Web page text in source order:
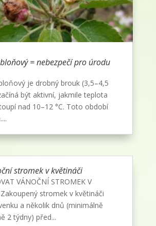
= nebezpečí pro úrodu
je drobný brouk (3,5–4,5
být aktivní, jakmile teplota
nad 10–12 °C. Toto období
stromek v květináči
VÁNOČNÍ STROMEK V
Zakoupený stromek v květináči
a několik dnů (minimálně
2 týdny) před...